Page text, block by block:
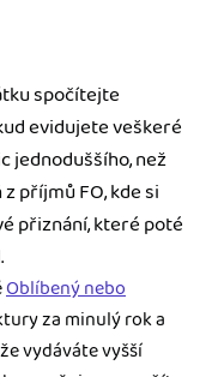
spočítejte
evidujete veškeré
jednoduššího, než
příjmů FO, kde si
přiznání, které poté
Oblíbený nebo
za minulý rok a
vydáváte vyšší